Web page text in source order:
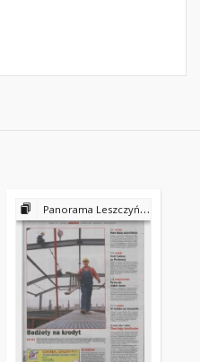
Panorama Leszczyńska 2002